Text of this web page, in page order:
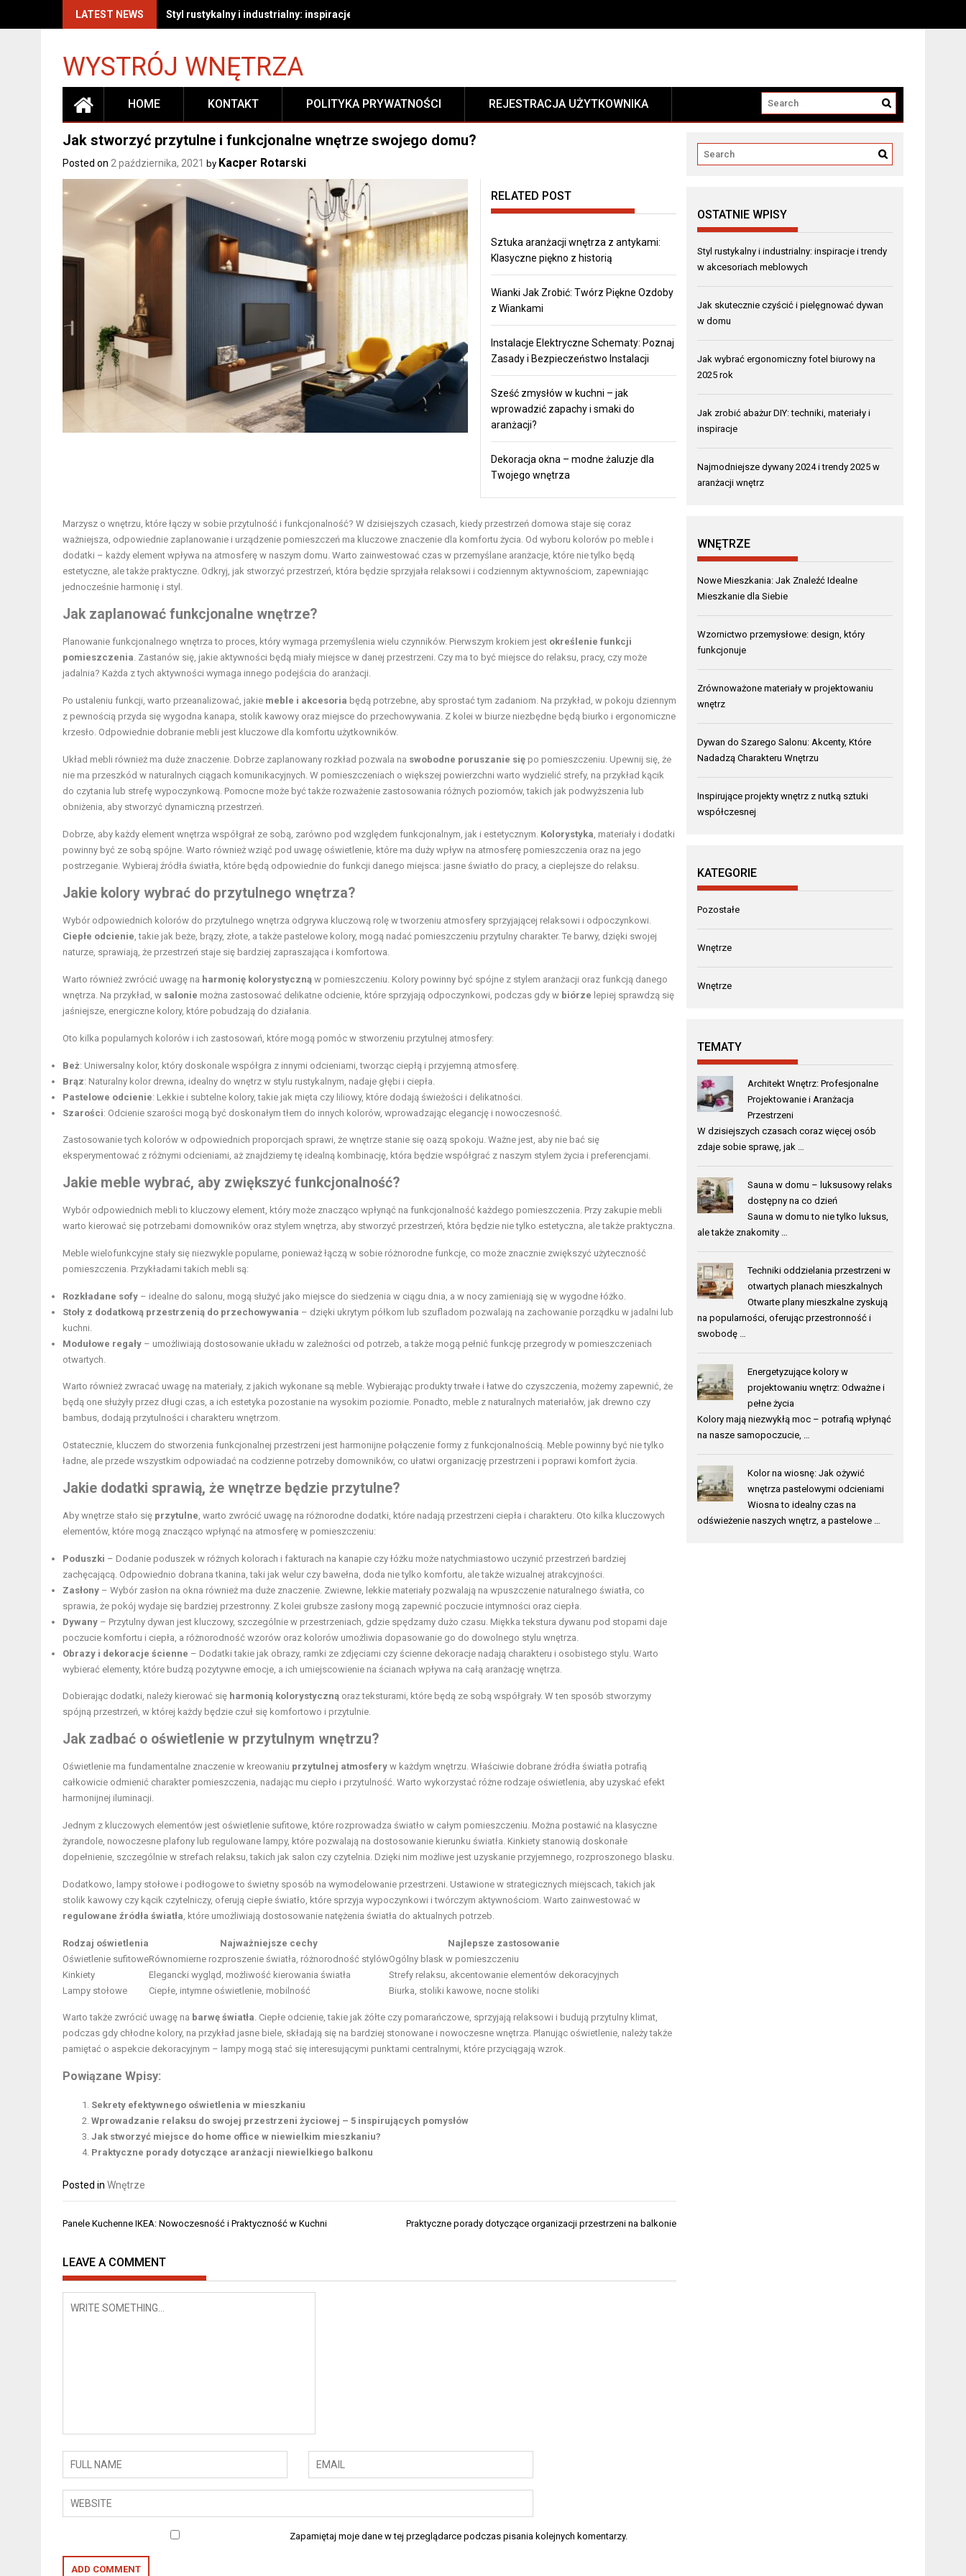
LATEST NEWS Styl rustykalny i industrialny: inspiracje i trendy w akcesoriach meblowych
WYSTRÓJ WNĘTRZA
HOME KONTAKT POLITYKA PRYWATNOŚCI REJESTRACJA UŻYTKOWNIKA
Jak stworzyć przytulne i funkcjonalne wnętrze swojego domu?
Posted on 2 października, 2021 by Kacper Rotarski
RELATED POST
Sztuka aranżacji wnętrza z antykami:
Klasyczne piękno z historią
Wianki Jak Zrobić: Twórz Piękne Ozdoby
z Wiankami
Instalacje Elektryczne Schematy: Poznaj
Zasady i Bezpieczeństwo Instalacji
Sześć zmysłów w kuchni – jak
wprowadzić zapachy i smaki do
aranżacji?
Dekoracja okna – modne żaluzje dla
Twojego wnętrza
Marzysz o wnętrzu, które łączy w sobie przytulność i funkcjonalność? W dzisiejszych czasach, kiedy przestrzeń domowa staje się coraz
ważniejsza, odpowiednie zaplanowanie i urządzenie pomieszczeń ma kluczowe znaczenie dla komfortu życia. Od wyboru kolorów po meble i
dodatki – każdy element wpływa na atmosferę w naszym domu. Warto zainwestować czas w przemyślane aranżacje, które nie tylko będą
estetyczne, ale także praktyczne. Odkryj, jak stworzyć przestrzeń, która będzie sprzyjała relaksowi i codziennym aktywnościom, zapewniając
jednocześnie harmonię i styl.
Jak zaplanować funkcjonalne wnętrze?
Planowanie funkcjonalnego wnętrza to proces, który wymaga przemyślenia wielu czynników. Pierwszym krokiem jest określenie funkcji
pomieszczenia. Zastanów się, jakie aktywności będą miały miejsce w danej przestrzeni. Czy ma to być miejsce do relaksu, pracy, czy może
jadalnia? Każda z tych aktywności wymaga innego podejścia do aranżacji.
Po ustaleniu funkcji, warto przeanalizować, jakie meble i akcesoria będą potrzebne, aby sprostać tym zadaniom. Na przykład, w pokoju dziennym
z pewnością przyda się wygodna kanapa, stolik kawowy oraz miejsce do przechowywania. Z kolei w biurze niezbędne będą biurko i ergonomiczne
krzesło. Odpowiednie dobranie mebli jest kluczowe dla komfortu użytkowników.
Układ mebli również ma duże znaczenie. Dobrze zaplanowany rozkład pozwala na swobodne poruszanie się po pomieszczeniu. Upewnij się, że
nie ma przeszkód w naturalnych ciągach komunikacyjnych. W pomieszczeniach o większej powierzchni warto wydzielić strefy, na przykład kącik
do czytania lub strefę wypoczynkową. Pomocne może być także rozważenie zastosowania różnych poziomów, takich jak podwyższenia lub
obniżenia, aby stworzyć dynamiczną przestrzeń.
Dobrze, aby każdy element wnętrza współgrał ze sobą, zarówno pod względem funkcjonalnym, jak i estetycznym. Kolorystyka, materiały i dodatki
powinny być ze sobą spójne. Warto również wziąć pod uwagę oświetlenie, które ma duży wpływ na atmosferę pomieszczenia oraz na jego
postrzeganie. Wybieraj źródła światła, które będą odpowiednie do funkcji danego miejsca: jasne światło do pracy, a cieplejsze do relaksu.
Jakie kolory wybrać do przytulnego wnętrza?
Wybór odpowiednich kolorów do przytulnego wnętrza odgrywa kluczową rolę w tworzeniu atmosfery sprzyjającej relaksowi i odpoczynkowi.
Ciepłe odcienie, takie jak beże, brązy, złote, a także pastelowe kolory, mogą nadać pomieszczeniu przytulny charakter. Te barwy, dzięki swojej
naturze, sprawiają, że przestrzeń staje się bardziej zapraszająca i komfortowa.
Warto również zwrócić uwagę na harmonię kolorystyczną w pomieszczeniu. Kolory powinny być spójne z stylem aranżacji oraz funkcją danego
wnętrza. Na przykład, w salonie można zastosować delikatne odcienie, które sprzyjają odpoczynkowi, podczas gdy w biórze lepiej sprawdzą się
jaśniejsze, energiczne kolory, które pobudzają do działania.
Oto kilka popularnych kolorów i ich zastosowań, które mogą pomóc w stworzeniu przytulnej atmosfery:
Beż: Uniwersalny kolor, który doskonale współgra z innymi odcieniami, tworząc ciepłą i przyjemną atmosferę.
Brąz: Naturalny kolor drewna, idealny do wnętrz w stylu rustykalnym, nadaje głębi i ciepła.
Pastelowe odcienie: Lekkie i subtelne kolory, takie jak mięta czy liliowy, które dodają świeżości i delikatności.
Szarości: Odcienie szarości mogą być doskonałym tłem do innych kolorów, wprowadzając elegancję i nowoczesność.
Zastosowanie tych kolorów w odpowiednich proporcjach sprawi, że wnętrze stanie się oazą spokoju. Ważne jest, aby nie bać się
eksperymentować z różnymi odcieniami, aż znajdziemy tę idealną kombinację, która będzie współgrać z naszym stylem życia i preferencjami.
Jakie meble wybrać, aby zwiększyć funkcjonalność?
Wybór odpowiednich mebli to kluczowy element, który może znacząco wpłynąć na funkcjonalność każdego pomieszczenia. Przy zakupie mebli
warto kierować się potrzebami domowników oraz stylem wnętrza, aby stworzyć przestrzeń, która będzie nie tylko estetyczna, ale także praktyczna.
Meble wielofunkcyjne stały się niezwykle popularne, ponieważ łączą w sobie różnorodne funkcje, co może znacznie zwiększyć użyteczność
pomieszczenia. Przykładami takich mebli są:
Rozkładane sofy – idealne do salonu, mogą służyć jako miejsce do siedzenia w ciągu dnia, a w nocy zamieniają się w wygodne łóżko.
Stoły z dodatkową przestrzenią do przechowywania – dzięki ukrytym półkom lub szufladom pozwalają na zachowanie porządku w jadalni lub
kuchni.
Modułowe regały – umożliwiają dostosowanie układu w zależności od potrzeb, a także mogą pełnić funkcję przegrody w pomieszczeniach
otwartych.
Warto również zwracać uwagę na materiały, z jakich wykonane są meble. Wybierając produkty trwałe i łatwe do czyszczenia, możemy zapewnić, że
będą one służyły przez długi czas, a ich estetyka pozostanie na wysokim poziomie. Ponadto, meble z naturalnych materiałów, jak drewno czy
bambus, dodają przytulności i charakteru wnętrzom.
Ostatecznie, kluczem do stworzenia funkcjonalnej przestrzeni jest harmonijne połączenie formy z funkcjonalnością. Meble powinny być nie tylko
ładne, ale przede wszystkim odpowiadać na codzienne potrzeby domowników, co ułatwi organizację przestrzeni i poprawi komfort życia.
Jakie dodatki sprawią, że wnętrze będzie przytulne?
Aby wnętrze stało się przytulne, warto zwrócić uwagę na różnorodne dodatki, które nadają przestrzeni ciepła i charakteru. Oto kilka kluczowych
elementów, które mogą znacząco wpłynąć na atmosferę w pomieszczeniu:
Poduszki – Dodanie poduszek w różnych kolorach i fakturach na kanapie czy łóżku może natychmiastowo uczynić przestrzeń bardziej
zachęcającą. Odpowiednio dobrana tkanina, taki jak welur czy bawełna, doda nie tylko komfortu, ale także wizualnej atrakcyjności.
Zasłony – Wybór zasłon na okna również ma duże znaczenie. Zwiewne, lekkie materiały pozwalają na wpuszczenie naturalnego światła, co
sprawia, że pokój wydaje się bardziej przestronny. Z kolei grubsze zasłony mogą zapewnić poczucie intymności oraz ciepła.
Dywany – Przytulny dywan jest kluczowy, szczególnie w przestrzeniach, gdzie spędzamy dużo czasu. Miękka tekstura dywanu pod stopami daje
poczucie komfortu i ciepła, a różnorodność wzorów oraz kolorów umożliwia dopasowanie go do dowolnego stylu wnętrza.
Obrazy i dekoracje ścienne – Dodatki takie jak obrazy, ramki ze zdjęciami czy ścienne dekoracje nadają charakteru i osobistego stylu. Warto
wybierać elementy, które budzą pozytywne emocje, a ich umiejscowienie na ścianach wpływa na całą aranżację wnętrza.
Dobierając dodatki, należy kierować się harmonią kolorystyczną oraz teksturami, które będą ze sobą współgrały. W ten sposób stworzymy
spójną przestrzeń, w której każdy będzie czuł się komfortowo i przytulnie.
Jak zadbać o oświetlenie w przytulnym wnętrzu?
Oświetlenie ma fundamentalne znaczenie w kreowaniu przytulnej atmosfery w każdym wnętrzu. Właściwie dobrane źródła światła potrafią
całkowicie odmienić charakter pomieszczenia, nadając mu ciepło i przytulność. Warto wykorzystać różne rodzaje oświetlenia, aby uzyskać efekt
harmonijnej iluminacji.
Jednym z kluczowych elementów jest oświetlenie sufitowe, które rozprowadza światło w całym pomieszczeniu. Można postawić na klasyczne
żyrandole, nowoczesne plafony lub regulowane lampy, które pozwalają na dostosowanie kierunku światła. Kinkiety stanowią doskonałe
dopełnienie, szczególnie w strefach relaksu, takich jak salon czy czytelnia. Dzięki nim możliwe jest uzyskanie przyjemnego, rozproszonego blasku.
Dodatkowo, lampy stołowe i podłogowe to świetny sposób na wymodelowanie przestrzeni. Ustawione w strategicznych miejscach, takich jak
stolik kawowy czy kącik czytelniczy, oferują ciepłe światło, które sprzyja wypoczynkowi i twórczym aktywnościom. Warto zainwestować w
regulowane źródła światła, które umożliwiają dostosowanie natężenia światła do aktualnych potrzeb.
Rodzaj oświetlenia Najważniejsze cechy
Najlepsze zastosowanie
Oświetlenie sufitoweRównomierne rozproszenie światła, różnorodność stylówOgólny blask w pomieszczeniu
Kinkiety
Elegancki wygląd, możliwość kierowania światła
Strefy relaksu, akcentowanie elementów dekoracyjnych
Lampy stołowe
Ciepłe, intymne oświetlenie, mobilność Biurka, stoliki kawowe, nocne stoliki
Warto także zwrócić uwagę na barwę światła. Ciepłe odcienie, takie jak żółte czy pomarańczowe, sprzyjają relaksowi i budują przytulny klimat,
podczas gdy chłodne kolory, na przykład jasne biele, składają się na bardziej stonowane i nowoczesne wnętrza. Planując oświetlenie, należy także
pamiętać o aspekcie dekoracyjnym – lampy mogą stać się interesującymi punktami centralnymi, które przyciągają wzrok.
Powiązane Wpisy:
Sekrety efektywnego oświetlenia w mieszkaniu
Wprowadzanie relaksu do swojej przestrzeni życiowej – 5 inspirujących pomysłów
Jak stworzyć miejsce do home office w niewielkim mieszkaniu?
Praktyczne porady dotyczące aranżacji niewielkiego balkonu
Posted in Wnętrze
Nawigacja
Panele Kuchenne IKEA: Nowoczesność i Praktyczność w Kuchni Praktyczne porady dotyczące organizacji przestrzeni na balkonie
LEAVE A COMMENT
Zapamiętaj moje dane w tej przeglądarce podczas pisania kolejnych komentarzy.
OSTATNIE WPISY
Styl rustykalny i industrialny: inspiracje i trendy
w akcesoriach meblowych
Jak skutecznie czyścić i pielęgnować dywan
w domu
Jak wybrać ergonomiczny fotel biurowy na
2025 rok
Jak zrobić abażur DIY: techniki, materiały i
inspiracje
Najmodniejsze dywany 2024 i trendy 2025 w
aranżacji wnętrz
WNĘTRZE
Nowe Mieszkania: Jak Znaleźć Idealne
Mieszkanie dla Siebie
Wzornictwo przemysłowe: design, który
funkcjonuje
Zrównoważone materiały w projektowaniu
wnętrz
Dywan do Szarego Salonu: Akcenty, Które
Nadadzą Charakteru Wnętrzu
Inspirujące projekty wnętrz z nutką sztuki
współczesnej
KATEGORIE
Pozostałe
Wnętrze
Wnętrze
TEMATY
Architekt Wnętrz: Profesjonalne
Projektowanie i Aranżacja
Przestrzeni
W dzisiejszych czasach coraz więcej osób
zdaje sobie sprawę, jak …
Sauna w domu – luksusowy relaks
dostępny na co dzień
Sauna w domu to nie tylko luksus,
ale także znakomity …
Techniki oddzielania przestrzeni w
otwartych planach mieszkalnych
Otwarte plany mieszkalne zyskują
na popularności, oferując przestronność i
swobodę …
Energetyzujące kolory w
projektowaniu wnętrz: Odważne i
pełne życia
Kolory mają niezwykłą moc – potrafią wpłynąć
na nasze samopoczucie, …
Kolor na wiosnę: Jak ożywić
wnętrza pastelowymi odcieniami
Wiosna to idealny czas na
odświeżenie naszych wnętrz, a pastelowe …